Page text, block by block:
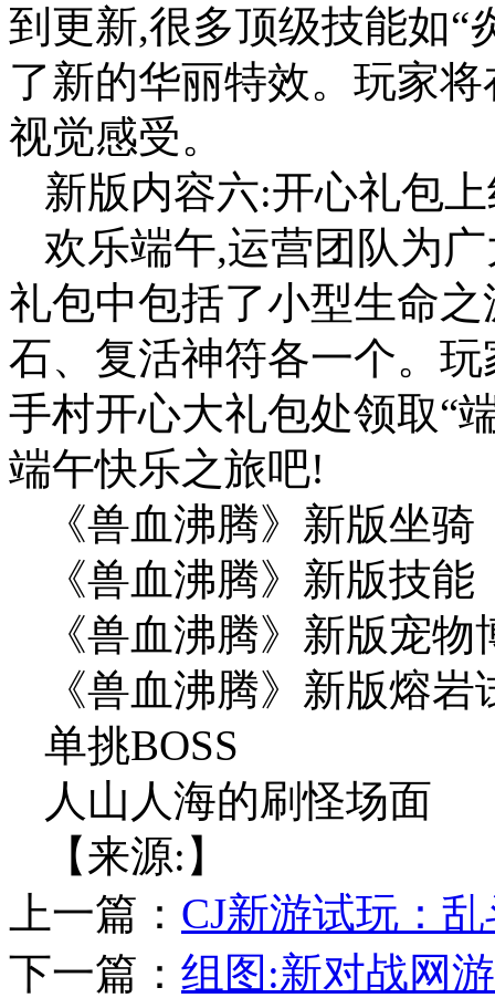
到更新,很多顶级技能如“
了新的华丽特效。玩家
视觉感受。
新版内容六:开心礼包
欢乐端午,运营团队为
礼包中包括了小型生命
石、复活神符各一个。
手村开心大礼包处领取“
端午快乐之旅吧!
《兽血沸腾》新版坐骑
《兽血沸腾》新版技能
《兽血沸腾》新版宠
《兽血沸腾》新版熔岩
单挑BOSS
人山人海的刷怪场面
【来源:】
上一篇： CJ新游试玩：
下一篇： 组图:新对战网